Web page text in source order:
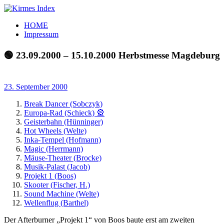
Zum
springen
Kirmes
Index
Tourpläne
der
letzten
HOME
Impressum
🟢 23.09.2000 – 15.10.2000 Herbstmesse Magdeburg
23. September 2000
Break Dancer (Sobczyk)
Europa-Rad (Schieck) 🎡
Geisterbahn (Hünninger)
Hot Wheels (Welte)
Inka-Tempel (Hofmann)
Magic (Herrmann)
Mäuse-Theater (Brocke)
Musik-Palast (Jacob)
Projekt 1 (Boos)
Skooter (Fischer, H.)
Sound Machine (Welte)
Wellenflug (Barthel)
Der Afterburner „Projekt 1“ von Boos baute erst am zweiten